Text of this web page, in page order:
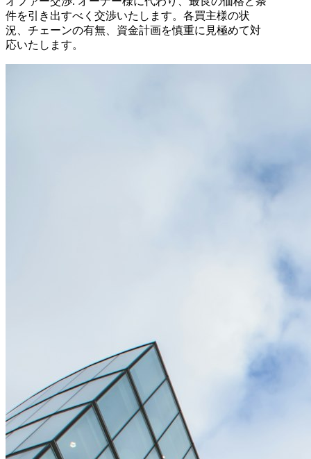
件を引き出すべく交渉いたします。各買主様の状
況、チェーンの有無、資金計画を慎重に見極めて対
応いたします。